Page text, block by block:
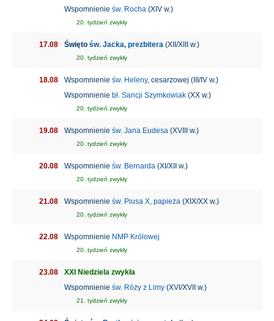
Wspomnienie św. Rocha (XIV w.)
20. tydzień zwykły
17.08 Święto św. Jacka, prezbitera (XII/XIII w.)
20. tydzień zwykły
18.08 Wspomnienie św. Heleny, cesarzowej (III/IV w.)
Wspomnienie bł. Sancji Szymkowiak (XX w.)
20. tydzień zwykły
19.08 Wspomnienie św. Jana Eudesa (XVIII w.)
20. tydzień zwykły
20.08 Wspomnienie św. Bernarda (XI/XII w.)
20. tydzień zwykły
21.08 Wspomnienie św. Piusa X, papieża (XIX/XX w.)
20. tydzień zwykły
22.08 Wspomnienie NMP Królowej
20. tydzień zwykły
23.08
XXI Niedziela zwykła
Wspomnienie św. Róży z Limy (XVI/XVII w.)
21. tydzień zwykły